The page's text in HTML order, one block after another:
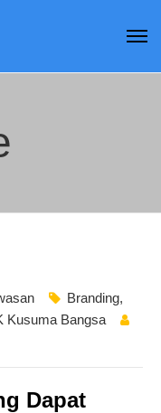
Branding,
Kusuma Bangsa
Dapat